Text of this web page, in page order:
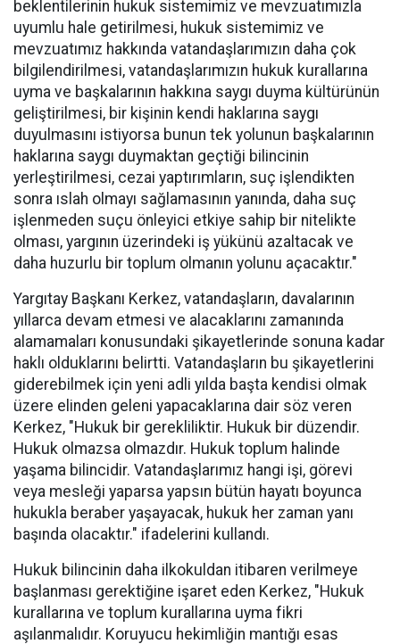
beklentilerinin hukuk sistemimiz ve mevzuatımızla
uyumlu hale getirilmesi, hukuk sistemimiz ve
mevzuatımız hakkında vatandaşlarımızın daha çok
bilgilendirilmesi, vatandaşlarımızın hukuk kurallarına
uyma ve başkalarının hakkına saygı duyma kültürünün
geliştirilmesi, bir kişinin kendi haklarına saygı
duyulmasını istiyorsa bunun tek yolunun başkalarının
haklarına saygı duymaktan geçtiği bilincinin
yerleştirilmesi, cezai yaptırımların, suç işlendikten
sonra ıslah olmayı sağlamasının yanında, daha suç
işlenmeden suçu önleyici etkiye sahip bir nitelikte
olması, yargının üzerindeki iş yükünü azaltacak ve
daha huzurlu bir toplum olmanın yolunu açacaktır."
Yargıtay Başkanı Kerkez, vatandaşların, davalarının
yıllarca devam etmesi ve alacaklarını zamanında
alamamaları konusundaki şikayetlerinde sonuna kadar
haklı olduklarını belirtti. Vatandaşların bu şikayetlerini
giderebilmek için yeni adli yılda başta kendisi olmak
üzere elinden geleni yapacaklarına dair söz veren
Kerkez, "Hukuk bir gerekliliktir. Hukuk bir düzendir.
Hukuk olmazsa olmazdır. Hukuk toplum halinde
yaşama bilincidir. Vatandaşlarımız hangi işi, görevi
veya mesleği yaparsa yapsın bütün hayatı boyunca
hukukla beraber yaşayacak, hukuk her zaman yanı
başında olacaktır." ifadelerini kullandı.
Hukuk bilincinin daha ilkokuldan itibaren verilmeye
başlanması gerektiğine işaret eden Kerkez, "Hukuk
kurallarına ve toplum kurallarına uyma fikri
aşılanmalıdır. Koruyucu hekimliğin mantığı esas